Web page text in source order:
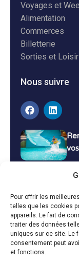
Pour offrir les
telles que les cookies
appareils. Le fait de
traiter des données
uniques sur ce site. Le
consentement peut
et fonctions.
Voyages et
Alimentation
Commerces
Billetterie
Sorties et
Nous suivre
13